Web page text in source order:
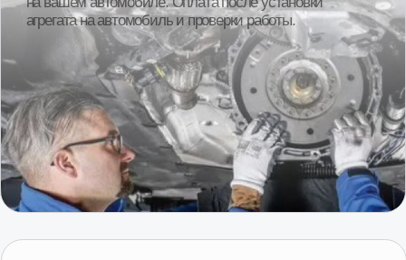
1000+ клиентов ежегодно
Более 95% клиентов остаются полностью